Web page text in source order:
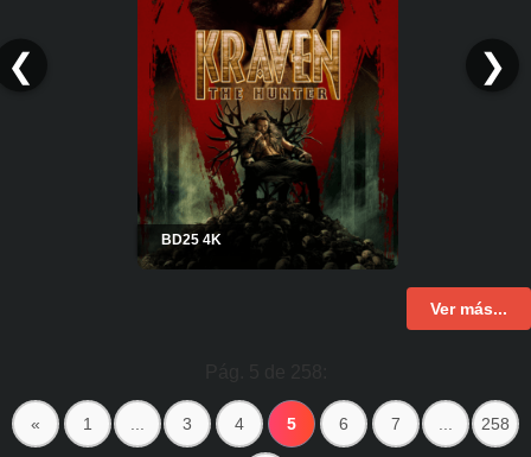
❮ ❯
BD25 4K
Ver más...
« 1 3 4 5 6 7 258